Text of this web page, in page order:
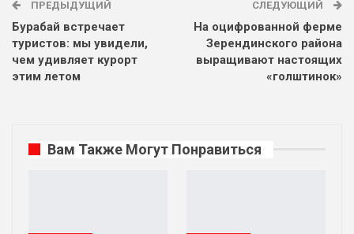
ПРЕДЫДУЩИЙ
Бурабай встречает
туристов: мы увидели,
чем удивляет курорт
этим летом
СЛЕДУЮЩИЙ
На оцифрованной ферме
Зерендинского района
выращивают настоящих
«голштинок»
Вам Также Могут Понравиться